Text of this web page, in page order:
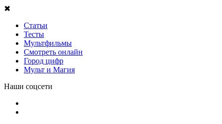
✖
Статьи
Тесты
Мультфильмы
Смотреть онлайн
Город цифр
Мульт и Магия
Наши соцсети